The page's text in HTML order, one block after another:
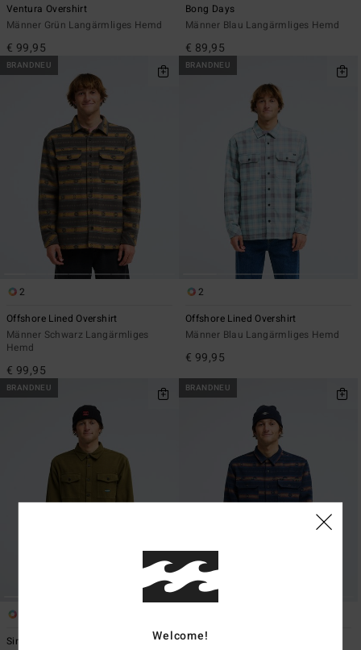
Ventura Overshirt
Männer Grün Langärmliges Hemd
€ 99,95
Bong Days
Männer Blau Langärmliges Hemd
€ 89,95
BRANDNEU
2
Offshore Lined Overshirt
Männer Schwarz Langärmliges
Hemd
€ 99,95
BRANDNEU
2
Offshore Lined Overshirt
Männer Blau Langärmliges Hemd
€ 99,95
BRANDNEU
Since 73 Del Mar Flannel
BRANDNEU
Offshore Jacquard Flannel
Welcome!